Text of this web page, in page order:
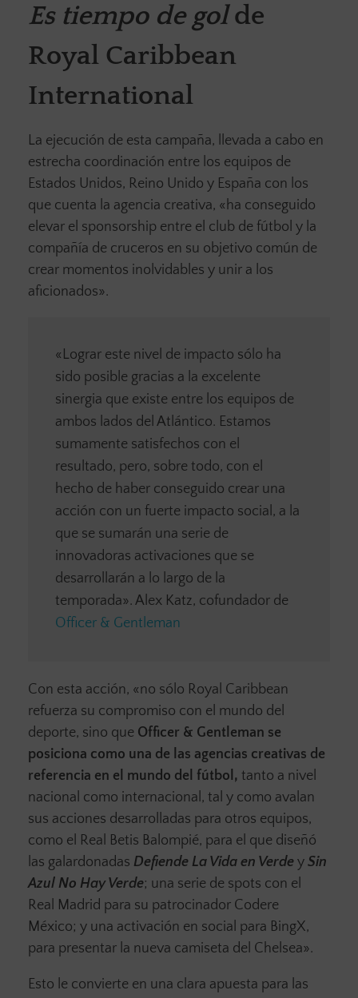
Es tiempo de golde
Royal Caribbean
International
La ejecución de esta campaña, llevada a cabo en
estrecha coordinación entre los equipos de
Estados Unidos, Reino Unido y España con los
que cuenta la agencia creativa, «ha conseguido
elevar el sponsorship entre el club de fútbol y la
compañía de cruceros en su objetivo común de
crear momentos inolvidables y unir a los
aficionados».
«Lograr este nivel de impacto sólo ha
sido posible gracias a la excelente
sinergia que existe entre los equipos de
ambos lados del Atlántico. Estamos
sumamente satisfechos con el
resultado, pero, sobre todo, con el
hecho de haber conseguido crear una
acción con un fuerte impacto social, a la
que se sumarán una serie de
innovadoras activaciones que se
desarrollarán a lo largo de la
temporada». Alex Katz, cofundador de
Officer & Gentleman
Con esta acción, «no sólo Royal Caribbean
refuerza su compromiso con el mundo del
deporte, sino que Officer & Gentleman se
posiciona como una de las agencias creativas de
referencia en el mundo del fútbol, tanto a nivel
nacional como internacional, tal y como avalan
sus acciones desarrolladas para otros equipos,
como el Real Betis Balompié, para el que diseñó
las galardonadas Defiende La Vida en Verde y Sin
Azul No Hay Verde; una serie de spots con el
Real Madrid para su patrocinador Codere
México; y una activación en social para BingX,
para presentar la nueva camiseta del Chelsea».
Esto le convierte en una clara apuesta para las